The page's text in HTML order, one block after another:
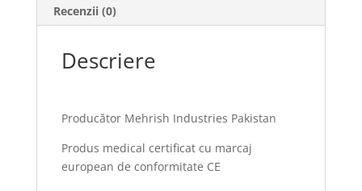
Recenzii (0)
Descriere
Producător Mehrish Industries Pakistan
Produs medical certificat cu marcaj
european de conformitate CE